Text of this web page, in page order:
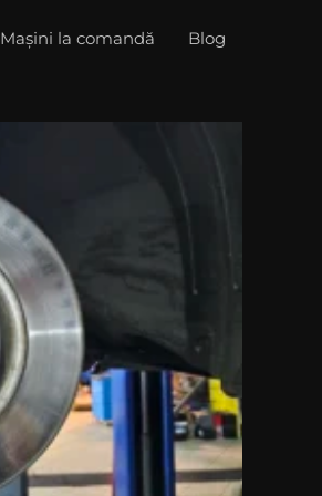
Mașini la comandă Blog